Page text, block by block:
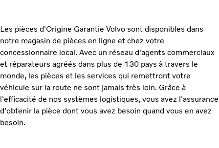
Les pièces d'Origine Garantie Volvo sont disponibles dans
notre magasin de pièces en ligne et chez votre
concessionnaire local. Avec un réseau d'agents commerciaux
et réparateurs agréés dans plus de 130 pays à travers le
monde, les pièces et les services qui remettront votre
véhicule sur la route ne sont jamais très loin. Grâce à
l'efficacité de nos systèmes logistiques, vous avez l'assurance
d'obtenir la pièce dont vous avez besoin quand vous en avez
besoin.